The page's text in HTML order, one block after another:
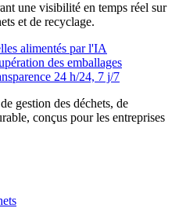
une visibilité en temps réel sur
et de recyclage.
alimentés par l'IA
des emballages
24 h/24, 7 j/7
gestion des déchets, de
conçus pour les entreprises